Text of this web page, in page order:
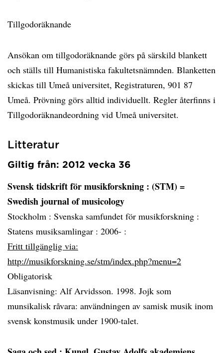
Tillgodoräknande
Ansökan om tillgodoräknande görs på särskild blankett
och ställs till Humanistiska fakultetsnämnden. Blanketten
skickas till Umeå universitet, Registraturen, 901 87
Umeå. Prövning görs alltid individuellt. Regler återfinns i
Tillgodoräknandeordning vid Umeå universitet.
Litteratur
Giltig från: 2012 vecka 36
Svensk tidskrift för musikforskning : (STM) =
Swedish journal of musicology
Stockholm : Svenska samfundet för musikforskning :
Statens musiksamlingar : 2006- :
Fritt tillgänglig via:
http://musikforskning.se/stm/index.php?menu=2
Obligatorisk
Läsanvisning: Alf Arvidsson. 1998. Jojk som
munsikalisk råvara: användningen av samisk musik inom
svensk konstmusik under 1900-talet.